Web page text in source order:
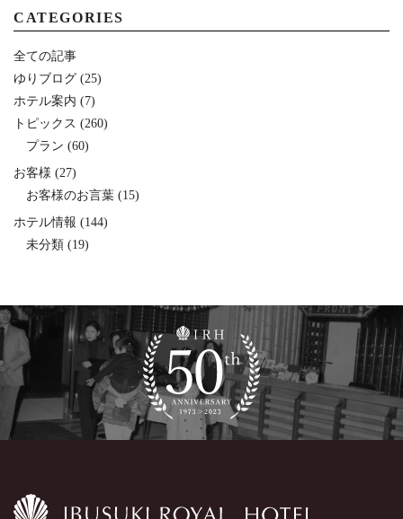
CATEGORIES
全ての記事
ゆりブログ (25)
ホテル案内 (7)
トピックス (260)
プラン (60)
お客様 (27)
お客様のお言葉 (15)
ホテル情報 (144)
未分類 (19)